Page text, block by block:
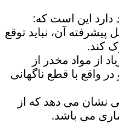
این است که:
پیشرفته آن، نباید توقع
کند.
از مواد مخدر از
واقع با قطع ناگهانی
نشان می دهد که از
می باشد.